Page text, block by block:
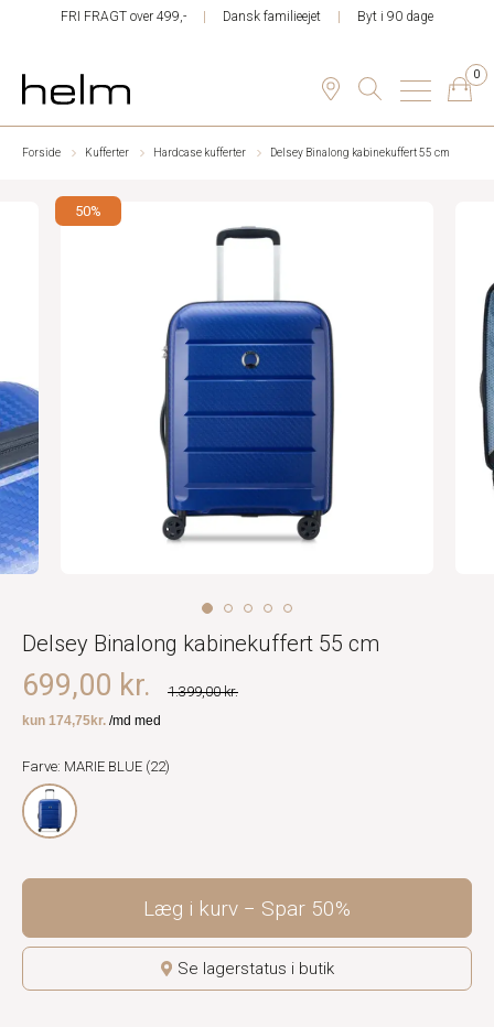
FRI FRAGT over 499,- Dansk familieejet Byt i 90 dage
0
Forside Kufferter Hardcase kufferter Delsey Binalong kabinekuffert 55 cm
50%
Delsey Binalong kabinekuffert 55 cm
1.399,00 kr.
699,00 kr.
Farve: MARIE BLUE (22)
Læg i kurv Spar 50%
Se lagerstatus i butik